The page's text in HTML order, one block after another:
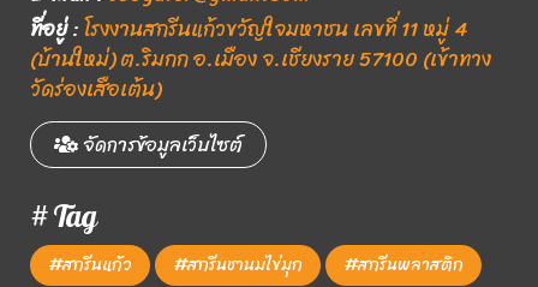
ที่อยู่:โรงงานสกรีนแก้วขวัญใจมหาชน เลขที่ 11 หมู่ 4
(บ้านใหม่) ต.ริมกก อ.เมือง จ.เชียงราย 57100 (เข้าทาง
วัดร่องเสือเต้น)
จัดการข้อมูลเว็บไซต์
# Tag
#สกรีนแก้ว #สกรีนชานมไข่มุก
#สกรีนพลาสติก